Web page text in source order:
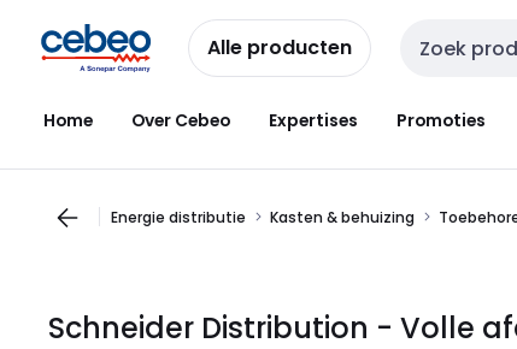
naar
navigatie
naar
inhoud
Alle producten Zoekveld
Home Over Cebeo Expertises Promoties
Energie distributie Kasten & behuizing
Schneider Distribution - Volle